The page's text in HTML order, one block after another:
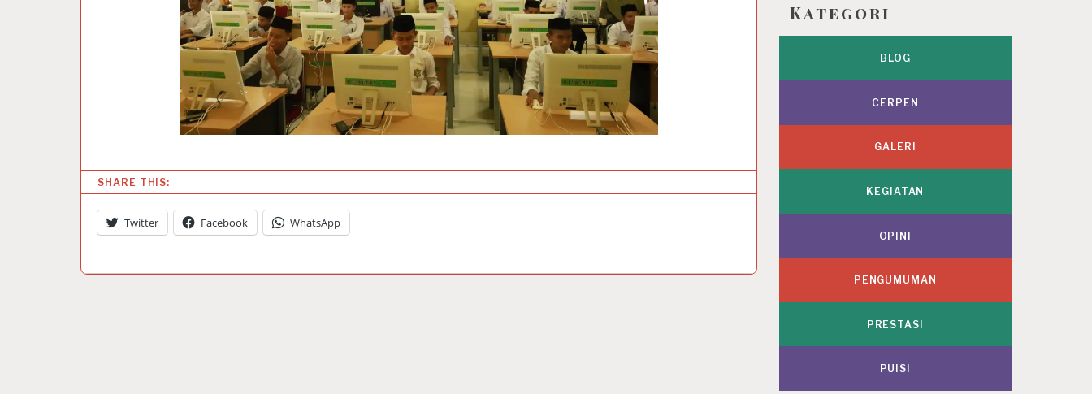
SHARE THIS:
Twitter Facebook WhatsApp
Kategori
BLOG
CERPEN
GALERI
KEGIATAN
OPINI
PENGUMUMAN
PRESTASI
PUISI